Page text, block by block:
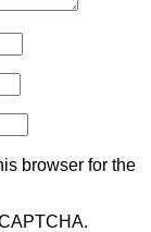
browser for the